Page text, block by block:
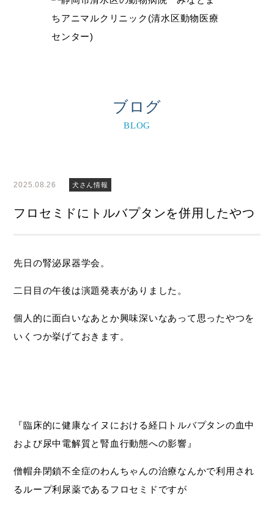
ブログ
BLOG
2025.08.26 犬さん情報
フロセミドにトルバプタンを併用したやつ
先日の腎泌尿器学会。
二日目の午後は演題発表がありました。
個人的に面白いなあとか興味深いなあって思ったやつを
いくつか挙げておきます。
『臨床的に健康なイヌにおける経口トルバプタンの血中
および尿中電解質と腎血行動態への影響』
僧帽弁閉鎖不全症のわんちゃんの治療なんかで利用され
るループ利尿薬であるフロセミドですが